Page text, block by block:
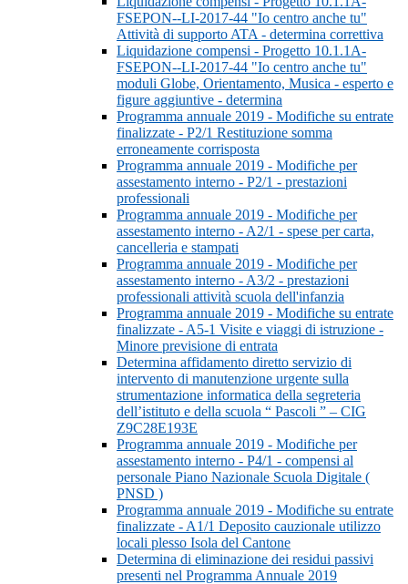
FSEPON--LI-2017-44 "Io centro anche tu"
Attività di supporto ATA - determina correttiva
Liquidazione compensi - Progetto 10.1.1A-
FSEPON--LI-2017-44 "Io centro anche tu"
moduli Globe, Orientamento, Musica - esperto e
figure aggiuntive - determina
Programma annuale 2019 - Modifiche su entrate
finalizzate - P2/1 Restituzione somma
erroneamente corrisposta
Programma annuale 2019 - Modifiche per
assestamento interno - P2/1 - prestazioni
professionali
Programma annuale 2019 - Modifiche per
assestamento interno - A2/1 - spese per carta,
cancelleria e stampati
Programma annuale 2019 - Modifiche per
assestamento interno - A3/2 - prestazioni
professionali attività scuola dell'infanzia
Programma annuale 2019 - Modifiche su entrate
finalizzate - A5-1 Visite e viaggi di istruzione -
Minore previsione di entrata
Determina affidamento diretto servizio di
intervento di manutenzione urgente sulla
strumentazione informatica della segreteria
dell’istituto e della scuola “ Pascoli ” – CIG
Z9C28E193E
Programma annuale 2019 - Modifiche per
assestamento interno - P4/1 - compensi al
personale Piano Nazionale Scuola Digitale (
PNSD )
Programma annuale 2019 - Modifiche su entrate
finalizzate - A1/1 Deposito cauzionale utilizzo
locali plesso Isola del Cantone
Determina di eliminazione dei residui passivi
presenti nel Programma Annuale 2019